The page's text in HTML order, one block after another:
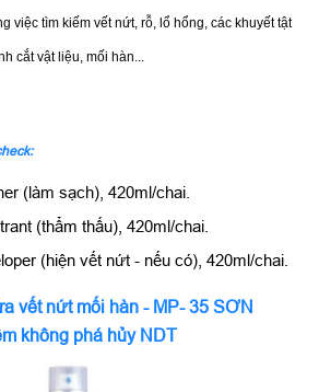
việc tìm kiếm vết nứt, rỗ, lổ hổng, các khuyết tật
cắt vật liệu, mối hàn...
(làm sạch), 420ml/chai.
(thẩm thấu), 420ml/chai.
(hiện vết nứt - nếu có), 420ml/chai.
vết nứt mối hàn - MP- 35 SƠN
không phá hủy NDT